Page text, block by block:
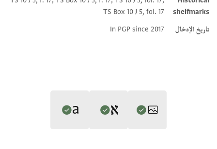
shelfmarks
TS Box 10 J 5, fol. 17
تاريخ الإدخال
In PGP since 2017